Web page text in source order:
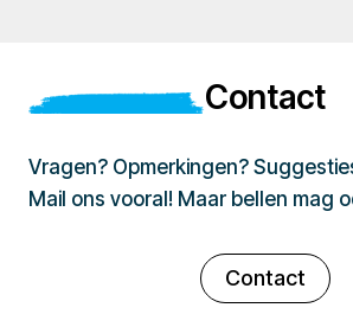
Contact
Vragen? Opmerkingen?
Mail ons vooral! Maar bellen mag
Contact